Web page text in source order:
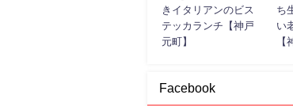
きイタリアンのビス
テッカランチ【神戸
元町】
ち
い
【
Facebook